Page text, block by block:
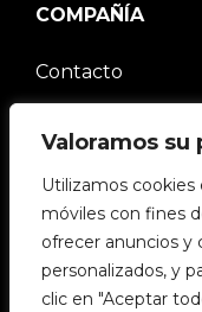
Valoramos su
Utilizamos cookies
móviles con fines
ofrecer anuncios y
personalizados, y
clic en "Aceptar
COMPAÑÍA
Contacto
Comunidad V2C
Trabaja con
e-Chargers
V2C Power